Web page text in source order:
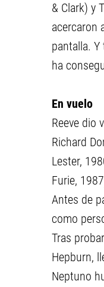
& Clark) y
acercaron
pantalla.
ha
En vuelo
Reeve dio
Richard
Lester,
Furie,
Antes de
como
Tras
Hepburn,
Neptuno